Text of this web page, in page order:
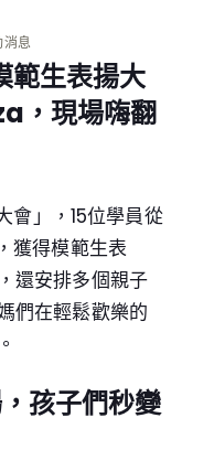
消息
範生表揚大
，現場嗨翻
會」，15位學員從
獲得模範生表
還安排多個親子
們在輕鬆歡樂的
孩子們秒變